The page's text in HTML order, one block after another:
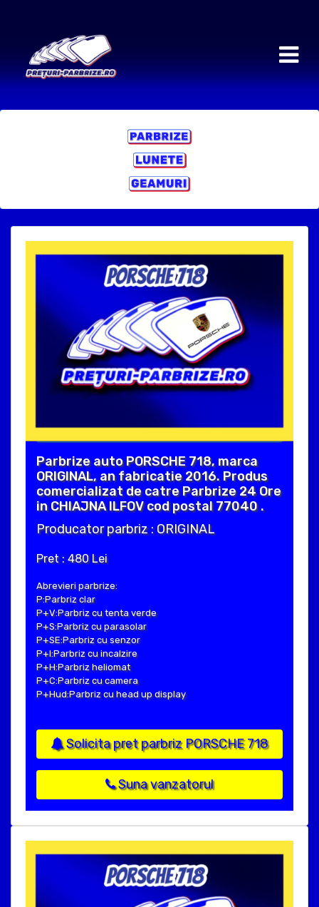
Parbrize auto PORSCHE 718, marca
ORIGINAL, an fabricatie 2016. Produs
comercializat de catre Parbrize 24 Ore
in CHIAJNA ILFOV cod postal 77040 .
Producator parbriz : ORIGINAL
Pret : 480 Lei
Abrevieri parbrize:
P:Parbriz clar
P+V:Parbriz cu tenta verde
P+S:Parbriz cu parasolar
P+SE:Parbriz cu senzor
P+I:Parbriz cu incalzire
P+H:Parbriz heliomat
P+C:Parbriz cu camera
P+Hud:Parbriz cu head up display
Solicita pret parbriz PORSCHE 718
Suna vanzatorul